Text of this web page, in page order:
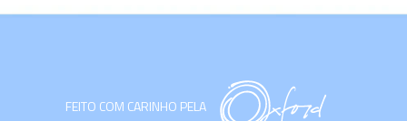
FEITO COM CARINHO PELA